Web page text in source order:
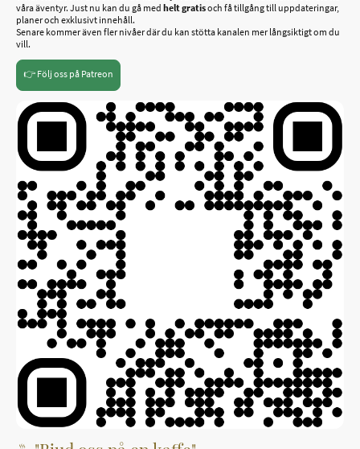
våra äventyr. Just nu kan du gå med helt gratisoch få tillgång till uppdateringar,
planer och exklusivt innehåll.
Senare kommer även fler nivåer där du kan stötta kanalen mer långsiktigt om du
vill.
👉 Följ oss på Patreon